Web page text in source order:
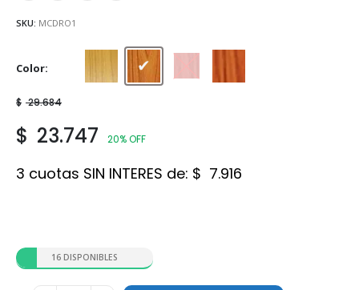
SKU: MCDRO1
Color Natural Roble Sequoia
$ 29.684
$ 23.747 20% OFF
3 cuotas SIN INTERES de: $ 7.916
16 DISPONIBLES